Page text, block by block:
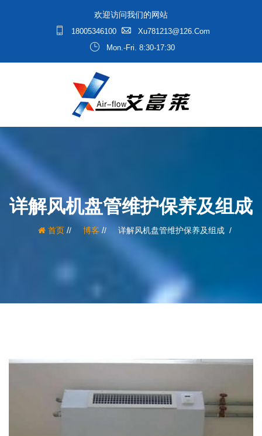
欢迎访问我们的网站
18005346100
Xu781213@126.com
Mon.-Fri. 8:30-17:30
详解风机盘管维护保养及组成
首页/ 博客 / 详解风机盘管维护保养及组成